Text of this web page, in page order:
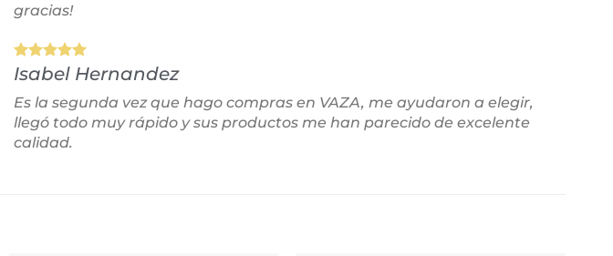
gracias!
Isabel Hernandez
Es la segunda vez que hago compras en VAZA, me ayudaron a elegir,
llegó todo muy rápido y sus productos me han parecido de excelente
calidad.